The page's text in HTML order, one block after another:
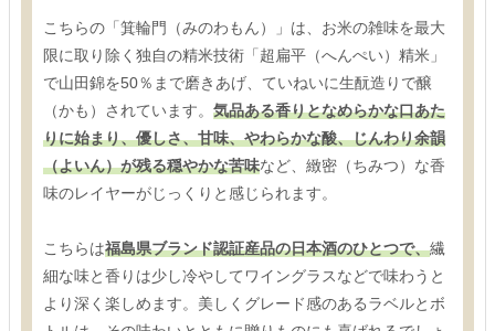
こちらの「箕輪門（みのわもん）」は、お米の雑味を最大
限に取り除く独自の精米技術「超扁平（へんぺい）精米」
で山田錦を50％まで磨きあげ、ていねいに生酛造りで醸
（かも）されています。 気品ある香りとなめらかな口あた
りに始まり、優しさ、甘味、やわらかな酸、じんわり余韻
（よいん）が残る穏やかな苦味など、緻密（ちみつ）な香
味のレイヤーがじっくりと感じられます。
こちらは福島県ブランド認証産品の日本酒のひとつで、繊
細な味と香りは少し冷やしてワイングラスなどで味わうと
より深く楽しめます。美しくグレード感のあるラベルとボ